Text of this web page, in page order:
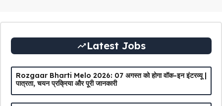
Latest Jobs
Rozgaar Bharti Melo 2026: 07 अगस्त को होगा वॉक-इन इंटरव्यू |
पात्रता, चयन प्रक्रिया और पूरी जानकारी